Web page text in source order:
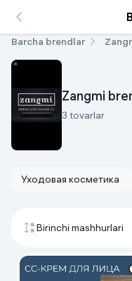
Barcha brendlar
Zangmi
3 tovarlar
Уходовая косметика
Birinchi mashhurlari